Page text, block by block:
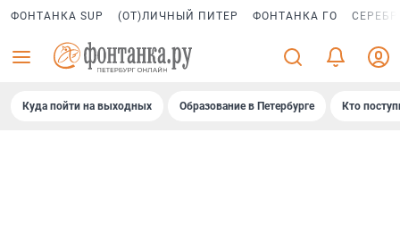
ФОНТАНКА SUP (ОТ)ЛИЧНЫЙ ПИТЕР ФОНТАНКА ГО
Куда пойти на выходных Образование в Петербурге Кто